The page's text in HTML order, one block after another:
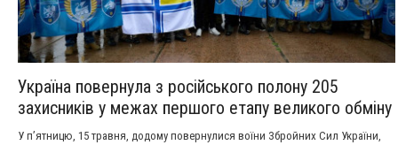
Україна повернула з російського полону 205
захисників у межах першого етапу великого обміну
У п’ятницю, 15 травня, додому повернулися воїни Збройних Сил України,